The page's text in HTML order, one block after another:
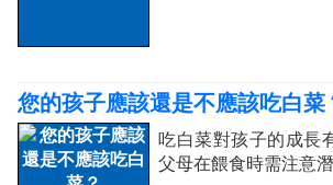
您的孩子應該還是不應該吃白菜
吃白菜對孩子的成長
父母在餵食時需注意潛